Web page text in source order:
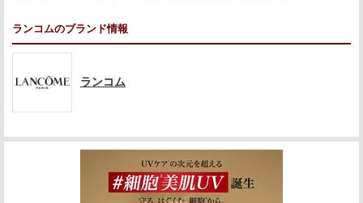
ランコムのブランド情報
ランコム